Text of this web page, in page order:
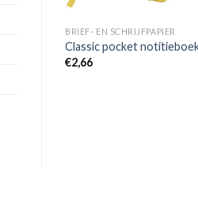
BRIEF- EN SCHRIJFPAPIER
Classic pocket
€2,66